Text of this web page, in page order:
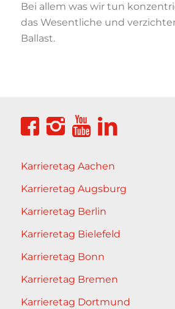
Bei allem was wir tun
das Wesentliche und
Ballast.
Karrieretag Aachen
Karrieretag Augsburg
Karrieretag Berlin
Karrieretag Bielefeld
Karrieretag Bonn
Karrieretag Bremen
Karrieretag Dortmund